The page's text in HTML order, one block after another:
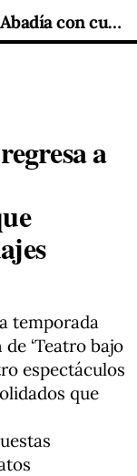
‘Teatro bajo la arena’ regresa a La Abadía con cuatro propuestas escénicas que exploran nuevos lenguajes artísticos
a
temporada
‘Teatro bajo
espectáculos
que